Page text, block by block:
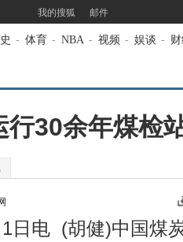
我的搜狐 邮件
- 体育 - NBA - 视频 - 娱谈 -
行30余年煤检
电 (胡健)中国煤